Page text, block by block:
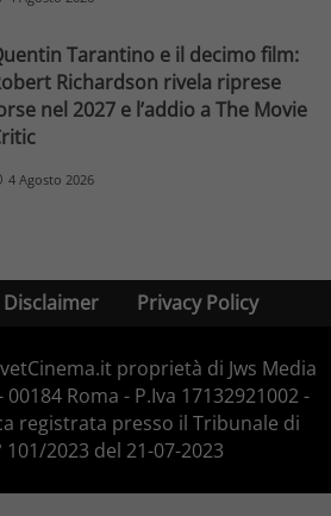
Tarantino e il decimo film:
Richardson rivela riprese
nel 2027 e l’addio a The Movie
4 Agosto 2026
Disclaimer Privacy Policy
proprietà di Jws Media
Roma - P.Iva 17132921002 -
registrata presso il Tribunale di
101/2023 del 21-07-2023